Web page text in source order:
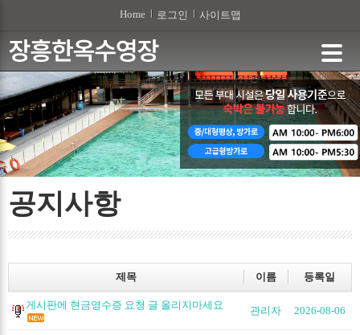
Home 로그인 사이트맵
공지사항
제목 이름 등록일
게시판에 현금영수증 요청 글 올리지마세요 관리자 2026-08-06